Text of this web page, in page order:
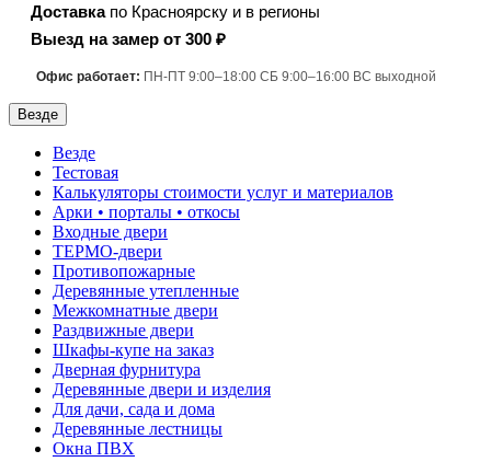
Доставкапо Красноярску и в регионы
Выезд на замер от 300 ₽
Офис работает: ПН-ПТ 9:00–18:00 СБ 9:00–16:00 ВС выходной
Везде
Везде
Тестовая
Калькуляторы стоимости услуг и материалов
Арки • порталы • откосы
Входные двери
ТЕРМО-двери
Противопожарные
Деревянные утепленные
Межкомнатные двери
Раздвижные двери
Шкафы-купе на заказ
Дверная фурнитура
Деревянные двери и изделия
Для дачи, сада и дома
Деревянные лестницы
Окна ПВХ